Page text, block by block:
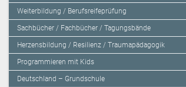
Weiterbildung / Berufsreifeprüfung
Sachbücher / Fachbücher / Tagungsbände
Herzensbildung / Resilienz / Traumapädagogik
Programmieren mit Kids
Deutschland – Grundschule